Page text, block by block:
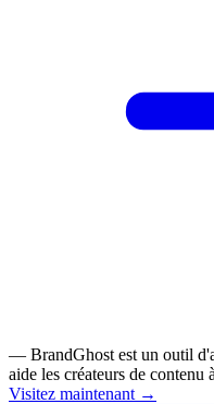
— BrandGhost est un outil
aide les créateurs de contenu
Visitez maintenant →